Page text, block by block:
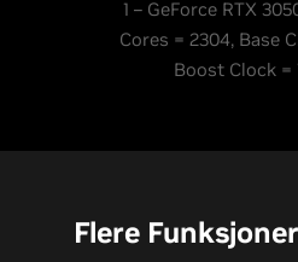
1 – GeForce RTX
Cores = 2304, Base
Boost Clock =
Flere